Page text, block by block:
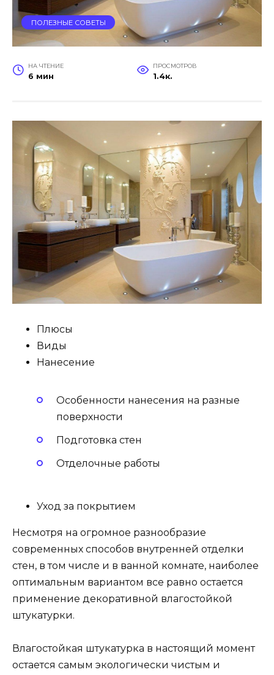
ПОЛЕЗНЫЕ СОВЕТЫ
НА ЧТЕНИЕ
6 мин
ПРОСМОТРОВ
1.4к.
Плюсы
Виды
Нанесение
Особенности нанесения на разные
поверхности
Подготовка стен
Отделочные работы
Уход за покрытием
Несмотря на огромное разнообразие
современных способов внутренней отделки
стен, в том числе и в ванной комнате, наиболее
оптимальным вариантом все равно остается
применение декоративной влагостойкой
штукатурки.
Влагостойкая штукатурка в настоящий момент
остается самым экологически чистым и